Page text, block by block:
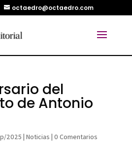
octaedro@octaedro.com
del
de Antonio
2025 | Noticias | 0 Comentarios